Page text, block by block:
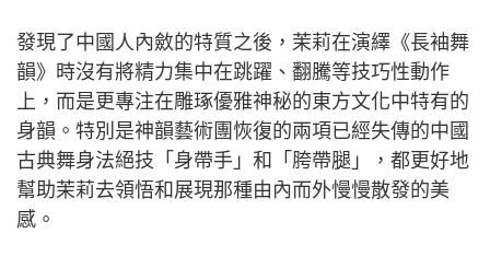
發現了中國人內斂的特質之後，茉莉在演繹《長袖舞
韻》時沒有將精力集中在跳躍、翻騰等技巧性動作
上，而是更專注在雕琢優雅神秘的東方文化中特有的
身韻。特別是神韻藝術團恢復的兩項已經失傳的中國
古典舞身法絕技「身帶手」和「胯帶腿」，都更好地
幫助茉莉去領悟和展現那種由內而外慢慢散發的美
感。